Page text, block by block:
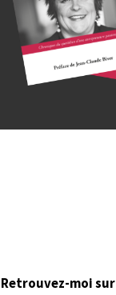
Retrouvez-moi sur